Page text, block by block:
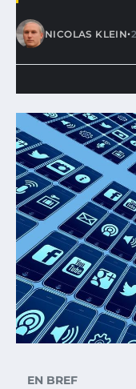
NICOLAS KLEIN•
EN BREF